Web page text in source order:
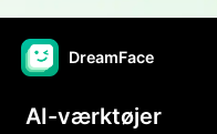
DreamFace
AI-værktøjer